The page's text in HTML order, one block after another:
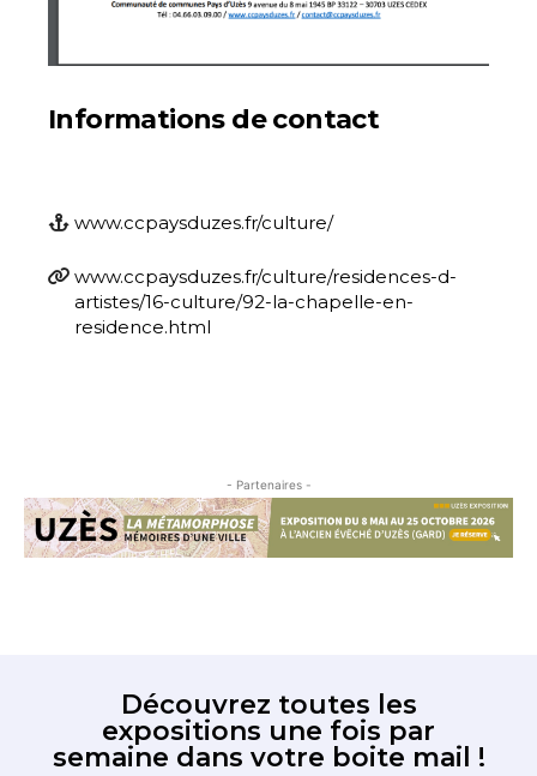
Informations de contact
www.ccpaysduzes.fr/culture/
www.ccpaysduzes.fr/culture/residences-d-
artistes/16-culture/92-la-chapelle-en-
residence.html
- Partenaires -
Découvrez toutes les
expositions une fois par
semaine dans votre boite mail !